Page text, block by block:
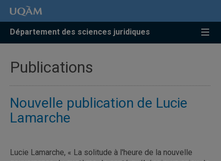
Accéder
recherche
Accéder
menu
pricipal
Accéder
zone
Département des sciences juridiques
Publications
Nouvelle publication de Lucie
Lamarche
Lucie Lamarche, « La solitude à l'heure de la nouvelle